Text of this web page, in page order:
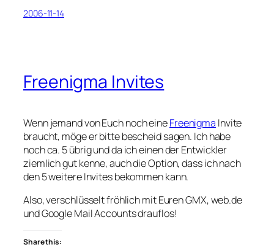
2006-11-14
Freenigma Invites
Wenn jemand von Euch noch eineFreenigma Invite
braucht, möge er bitte bescheid sagen. Ich habe
noch ca. 5 übrig und da ich einen der Entwickler
ziemlich gut kenne, auch die Option, dass ich nach
den 5 weitere Invites bekommen kann.
Also, verschlüsselt fröhlich mit Euren GMX, web.de
und Google Mail Accounts drauflos!
Share this: